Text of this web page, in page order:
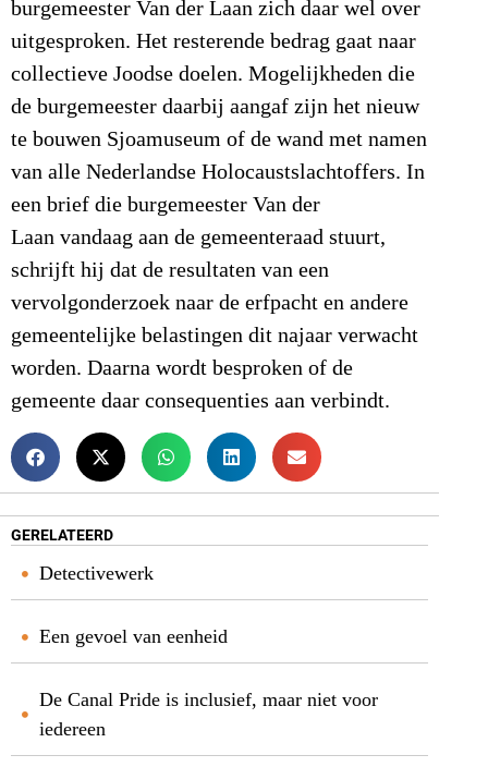
burgemeester Van der Laan zich daar wel over
uitgesproken. Het resterende bedrag gaat naar
collectieve Joodse doelen. Mogelijkheden die
de burgemeester daarbij aangaf zijn het nieuw
te bouwen Sjoamuseum of de wand met namen
van alle Nederlandse Holocaustslachtoffers. In
een brief die burgemeester Van der
Laan vandaag aan de gemeenteraad stuurt,
schrijft hij dat de resultaten van een
vervolgonderzoek naar de erfpacht en andere
gemeentelijke belastingen dit najaar verwacht
worden. Daarna wordt besproken of de
gemeente daar consequenties aan verbindt.
GERELATEERD
Detectivewerk
Een gevoel van eenheid
De Canal Pride is inclusief, maar niet voor
iedereen